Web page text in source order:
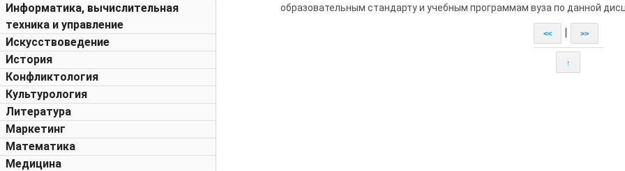
Информатика, вычислительная
техника и управление
Искусствоведение
История
Конфликтология
Культурология
Литература
Маркетинг
Математика
Медицина
образовательным стандарту и учебным программам вуза по данной
<< >>
↑